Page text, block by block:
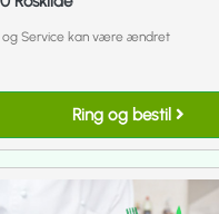
og Service kan være ændret
Ring og bestil